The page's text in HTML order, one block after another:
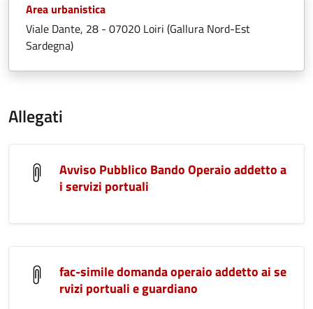
Area urbanistica
Viale Dante, 28 - 07020 Loiri (Gallura Nord-Est
Sardegna)
Allegati
Avviso Pubblico Bando Operaio addetto a
i servizi portuali
fac-simile domanda operaio addetto ai se
rvizi portuali e guardiano